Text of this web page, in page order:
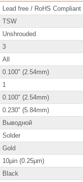
Lead free / RoHS Compliant
TSW
Unshrouded
3
All
0.100" (2.54mm)
1
0.100" (2.54mm)
0.230" (5.84mm)
Выводной
Solder
Gold
10µin (0.25µm)
Black